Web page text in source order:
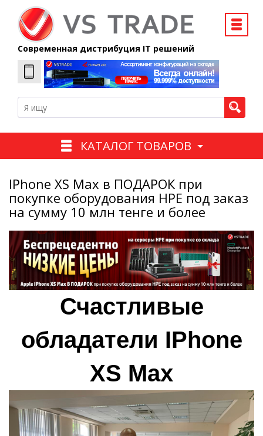
Современная дистрибуция IT решений
КАТАЛОГ ТОВАРОВ
IPhone XS Max в ПОДАРОК при
покупке оборудования HPE под заказ
на сумму 10 млн тенге и более
Счастливые
обладатели IPhone
XS Max